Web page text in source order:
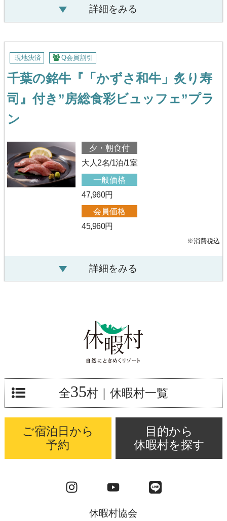
詳細をみる
現地決済 Q会員割引
千葉の銘牛『「かずさ和牛」炙り寿
司』付き”房総食彩ビュッフェ”プラ
ン
夕・朝食付
大人2名/1泊/1室
一般価格
47,960円
会員価格
45,960円
※消費税込
詳細をみる
全35村｜休暇村一覧
ご宿泊日から
予約
目的から
休暇村を探す
休暇村協会